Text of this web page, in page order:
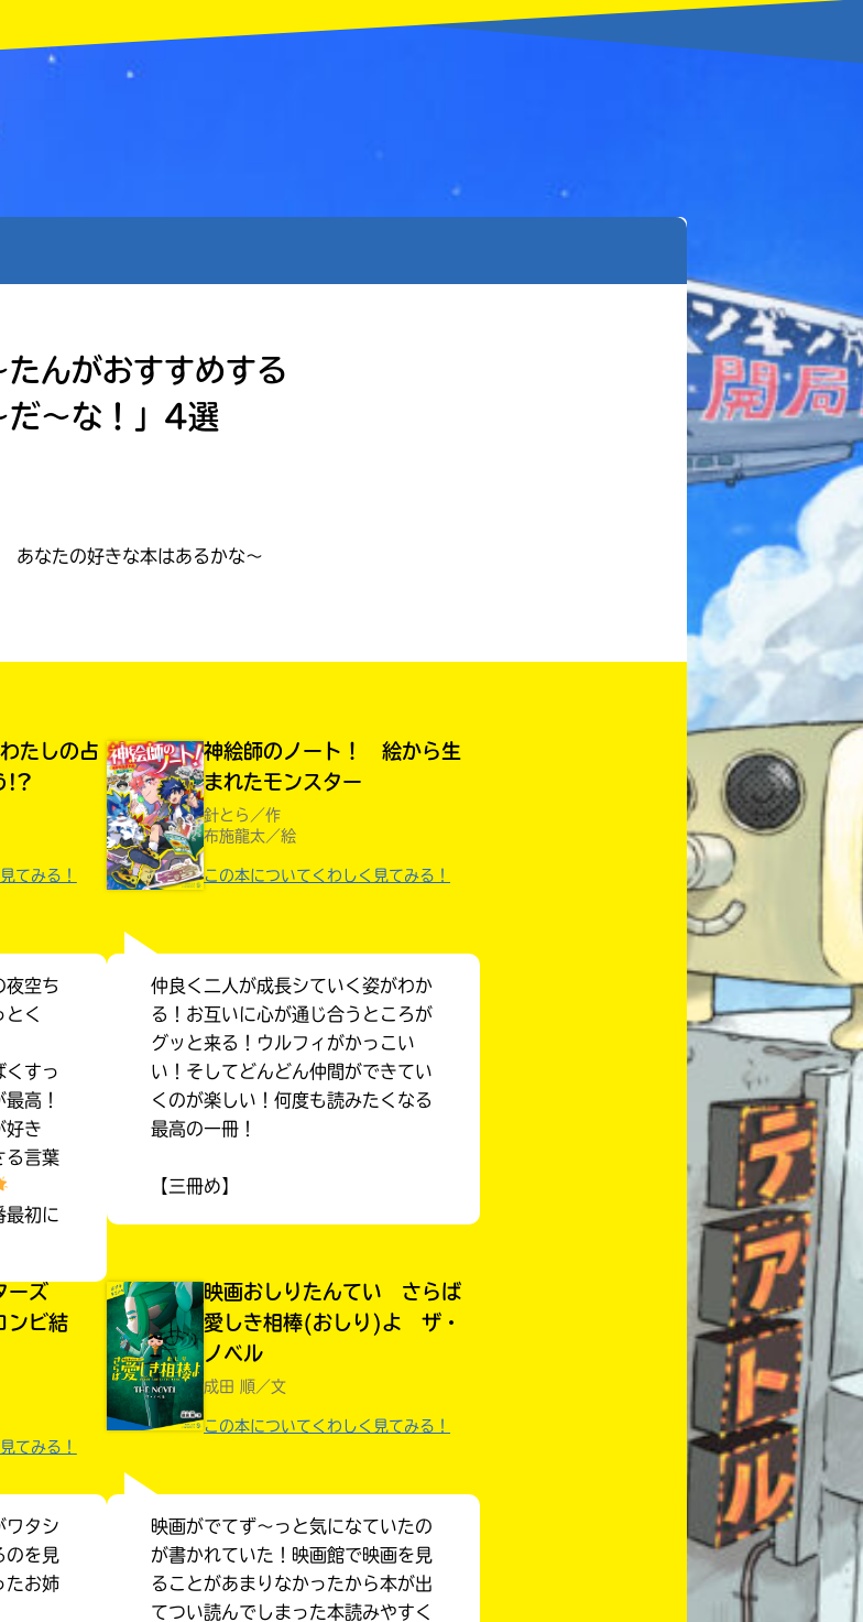
見つかる
いろんな動画が
見られる
ラリー
んがおすすめする
だ〜な！」4選
あなたの好きな本はあるかな〜
たしの占
!?
てみる！
夜空ち
く
くすっ
高！
好き
言葉
最初に
神絵師のノート！ 絵から生
まれたモンスター
針とら／作
布施龍太／絵
この本についてくわしく見てみる！
仲良く二人が成長シていく姿がわか
る！お互いに心が通じ合うところが
グッと来る！ウルフィがかっこい
い！そしてどんどん仲間ができてい
くのが楽しい！何度も読みたくなる
最高の一冊！
【三冊め】
ーズ
ンビ結
てみる！
ワタシ
のを見
たお姉
映画おしりたんてい さらば
愛しき相棒(おしり)よ ザ・
ノベル
成田 順／文
この本についてくわしく見てみる！
映画がでてず〜っと気になていたの
が書かれていた！映画館で映画を見
ることがあまりなかったから本が出
てつい読んでしまった本読みやすく